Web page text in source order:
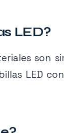
LED?
son
LED